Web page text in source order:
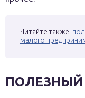
Читайте также:
малого